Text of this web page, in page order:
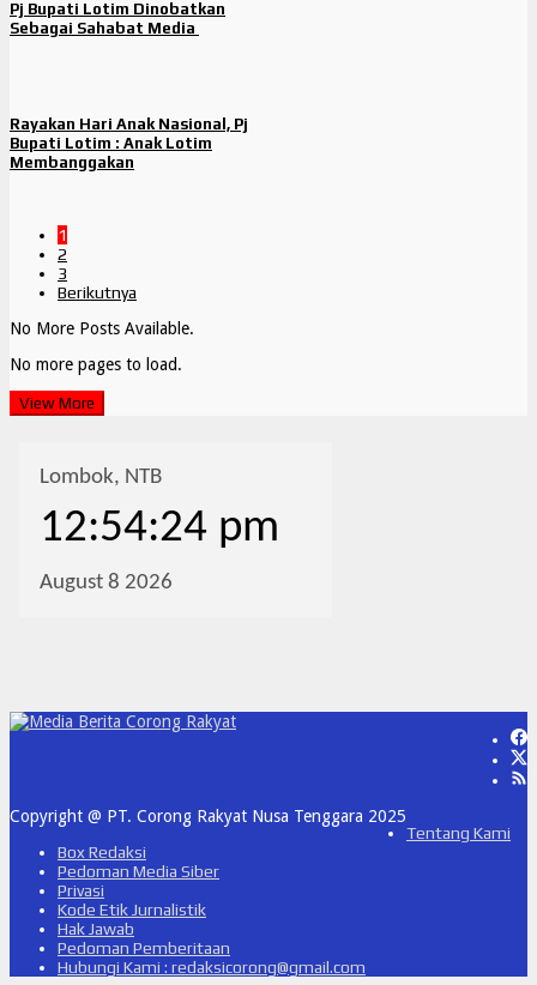
Pj Bupati Lotim Dinobatkan
Sebagai Sahabat Media
Rayakan Hari Anak Nasional, Pj
Bupati Lotim : Anak Lotim
Membanggakan
1
2
3
Berikutnya
No More Posts Available.
No more pages to load.
View More
Copyright @ PT. Corong Rakyat Nusa Tenggara 2025
Tentang Kami
Box Redaksi
Pedoman Media Siber
Privasi
Kode Etik Jurnalistik
Hak Jawab
Pedoman Pemberitaan
Hubungi Kami : redaksicorong@gmail.com